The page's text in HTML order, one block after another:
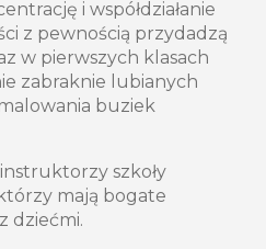
i współdziałanie
z pewnością przydadzą
w pierwszych klasach
zabraknie lubianych
buziek
szkoły
mają bogate
dziećmi.